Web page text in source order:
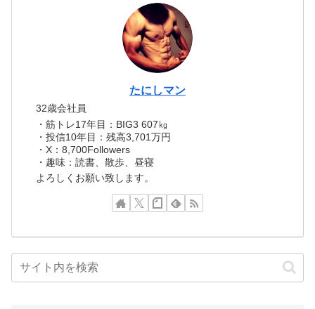
たにしマン
32歳会社員
・筋トレ17年目：BIG3 607㎏
・投信10年目：残高3,701万円
・X：8,700Followers
・趣味：読書、散歩、昼寝
よろしくお願い致します。